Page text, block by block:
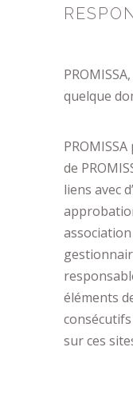
quelque
de
liens avec
éléments
sur ces